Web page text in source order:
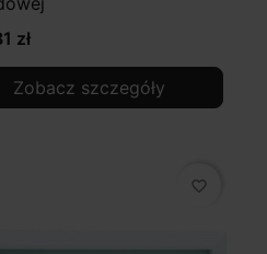
zł
Zobacz szczegóły
favorite_border